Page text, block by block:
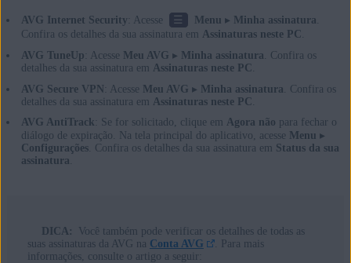
AVG Internet Security : Acesse ☰ Menu ▸ Minha assinatura.
Confira os detalhes da sua assinatura em Assinaturas neste PC
AVG TuneUp : Acesse Meu AVG ▸ Minha assinatura . Confira os
detalhes da sua assinatura em Assinaturas neste PC
AVG Secure VPN
: Acesse Meu AVG ▸ Minha assinatura . Confira os
detalhes da sua assinatura em Assinaturas neste PC
AVG AntiTrack : Se for solicitado, clique em Agora não para fechar o
diálogo de expiração. Na tela principal do aplicativo, acesse
Menu ▸
Configurações. Confira os detalhes da sua assinatura em Status da sua
assinatura
DICA:
Você também pode verificar os detalhes de todas as
suas assinaturas da AVG na Conta AVG
. Para mais
informações, consulte o artigo a seguir: